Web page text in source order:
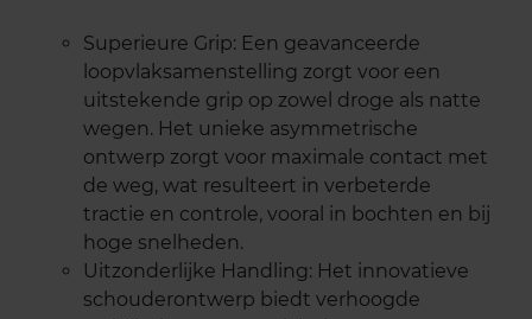
Superieure Grip: Een geavanceerde
loopvlaksamenstelling zorgt voor een
uitstekende grip op zowel droge als natte
wegen. Het unieke asymmetrische
ontwerp zorgt voor maximale contact met
de weg, wat resulteert in verbeterde
tractie en controle, vooral in bochten en bij
hoge snelheden.
Uitzonderlijke Handling: Het innovatieve
schouderontwerp biedt verhoogde